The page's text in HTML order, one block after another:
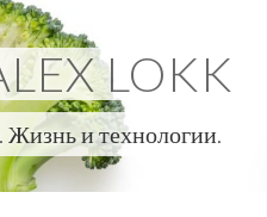
LOKK
Жизнь и технологии.